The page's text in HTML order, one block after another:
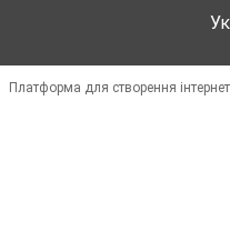
Платформа для створення